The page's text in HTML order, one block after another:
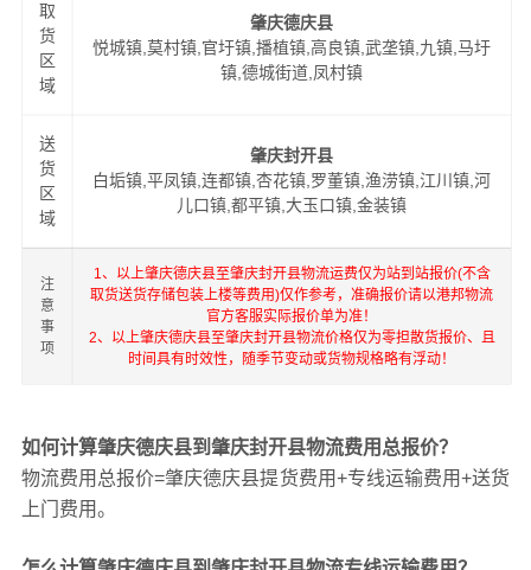
取
货
区
域
肇庆德庆县
悦城镇,莫村镇,官圩镇,播植镇,高良镇,武垄镇,九镇,马圩
镇,德城街道,凤村镇
送
货
区
域
肇庆封开县
白垢镇,平凤镇,连都镇,杏花镇,罗董镇,渔涝镇,江川镇,河
儿口镇,都平镇,大玉口镇,金装镇
注
意
事
项
1、以上肇庆德庆县至肇庆封开县物流运费仅为站到站报价(不含
取货送货存储包装上楼等费用)仅作参考，准确报价请以港邦物流
官方客服实际报价单为准！
2、以上肇庆德庆县至肇庆封开县物流价格仅为零担散货报价、且
时间具有时效性，随季节变动或货物规格略有浮动！
如何计算肇庆德庆县到肇庆封开县物流费用总报价？
物流费用总报价=肇庆德庆县提货费用+专线运输费用+送货
上门费用。